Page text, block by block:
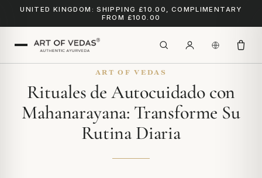
UNITED KINGDOM: SHIPPING £10.00, COMPLIMENTARY
FROM £100.00
ART OF VEDAS
Rituales de Autocuidado con
Mahanarayana: Transforme Su
Rutina Diaria